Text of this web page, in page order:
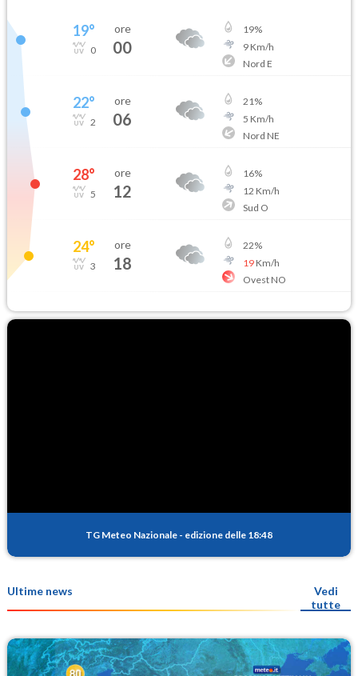
19°
0
ore
00
19%
9Km/h
Nord E
22°
2
ore
06
21%
5 Km/h
Nord NE
28°
5
ore
12
16%
12 Km/h
Sud O
24°
3
ore
18
22%
19Km/h
Ovest NO
TG Meteo Nazionale - edizione delle 18:48
Ultime news
Vedi
tutte